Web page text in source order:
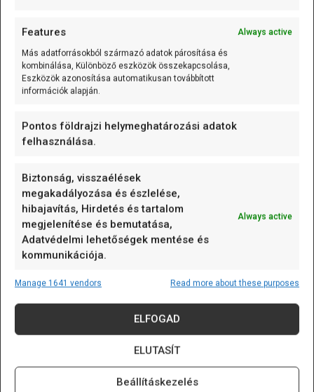
Features Always active
Más adatforrásokból származó adatok párosítása és
kombinálása, Különböző eszközök összekapcsolása,
Eszközök azonosítása automatikusan továbbított
információk alapján.
Pontos földrajzi helymeghatározási adatok
felhasználása.
Biztonság, visszaélések
megakadályozása és észlelése,
hibajavítás, Hirdetés és tartalom
megjelenítése és bemutatása,
Adatvédelmi lehetőségek mentése és
kommunikációja.
Always active
Manage 1641 vendors Read more about these purposes
ELFOGAD
ELUTASÍT
Beállításkezelés
17
}
A programban három különböző szenzorból származó
adatot küldünk a PC felé: hőmérséklet, fényerő és
páratartalom.Fontos
értékeket! És persze az utolsó adat után lezárjuk a sort.
Így az adatküldéssel előkészítettük, hogy a Serial
hőmérsékletet, a fényerőt és a páratartalmat. Így
könnyen látható, hogyan változnak ezek az értékek az
idő múlásával.
Több adatfolyam kezelése
és megjelenítése
De miért fontos a több adatfolyam kezelése? Amikor
egy Arduino projekt során különböző szenzorokkal vagy
változókkal dolgozunk, gyakran előfordul, hogy
egyszerre több adatot is figyelnünk kell. Például egy
környezetmonitorozó rendszerben lehetnek